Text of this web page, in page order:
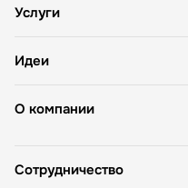
О компании
Услуги
Идеи
Сотрудничество